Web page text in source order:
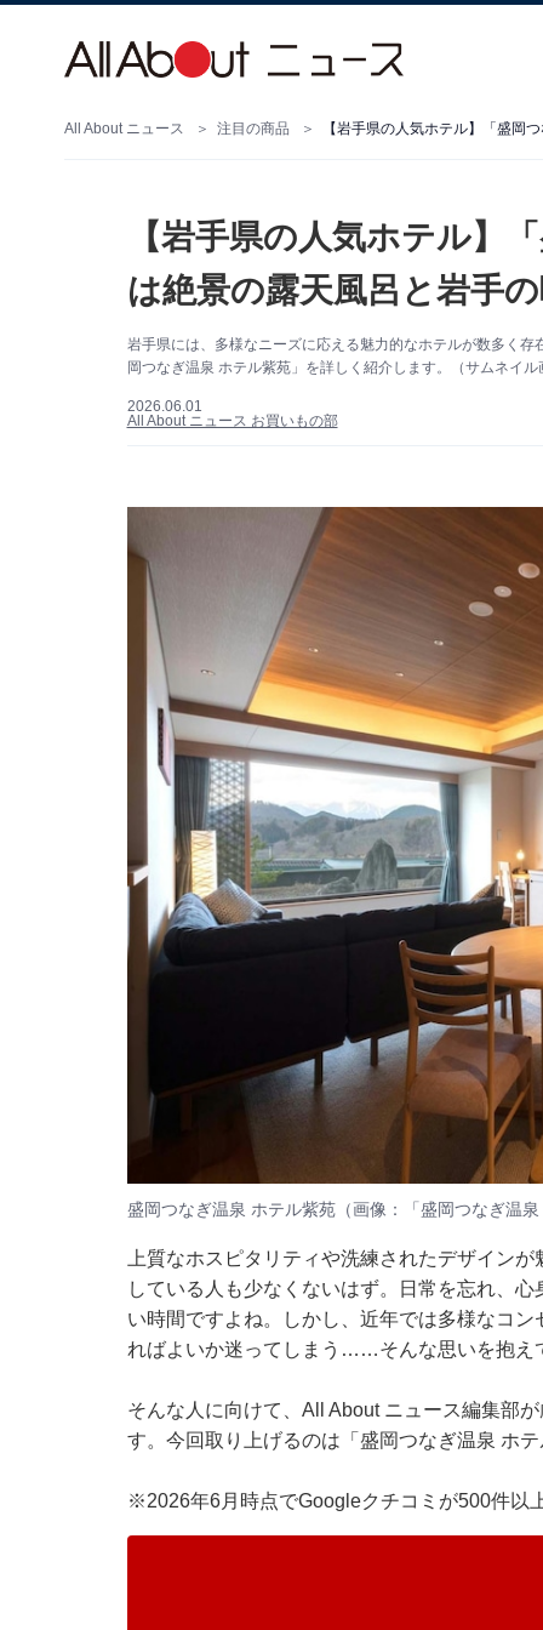
All About ニュース 注目の商品 【岩手県の人気ホテル】「盛岡
【岩手県の人気ホテル】
は絶景の露天風呂と岩手
岩手県には、多様なニーズに応える魅力的なホテルが数多く
岡つなぎ温泉 ホテル紫苑」を詳しく紹介します。（サムネイ
2026.06.01
All About ニュース お買いもの部
盛岡つなぎ温泉 ホテル紫苑（画像：「盛岡つなぎ温
上質なホスピタリティや洗練されたデザイン
している人も少なくないはず。日常を忘れ、
い時間ですよね。しかし、近年では多様なコ
ればよいか迷ってしまう……そんな思いを抱え
そんな人に向けて、All About ニュース編集部
す。今回取り上げるのは「盛岡つなぎ温泉 ホ
※2026年6月時点でGoogleクチコミが500件以